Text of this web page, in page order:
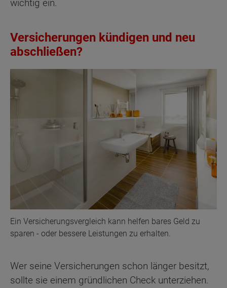
wichtig ein.
Versicherungen kündigen und neu
abschließen?
Ein Versicherungsvergleich kann helfen bares Geld zu
sparen - oder bessere Leistungen zu erhalten.
Wer seine Versicherungen schon länger besitzt,
sollte sie einem gründlichen Check unterziehen.